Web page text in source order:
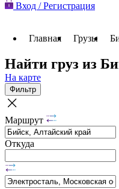
Вход / Регистрация
Главная Грузы
Найти груз из
На карте
Фильтр
Маршрут
Откуда